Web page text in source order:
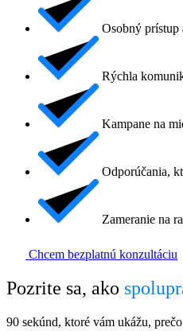
Osobný prístup
Rýchla
Kampane na
Odporúčania,
Zameranie na
Chcem bezplatnú konzultáciu
Pozrite sa, ako
90 sekúnd, ktoré vám ukážu,